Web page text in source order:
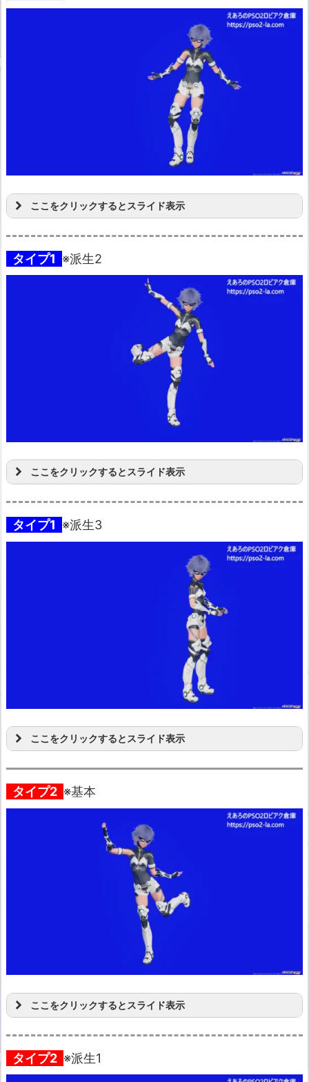
ここをクリックするとスライド表示
タイプ1 ※派生2
ここをクリックするとスライド表示
タイプ1 ※派生3
ここをクリックするとスライド表示
タイプ2 ※基本
ここをクリックするとスライド表示
タイプ2 ※派生1